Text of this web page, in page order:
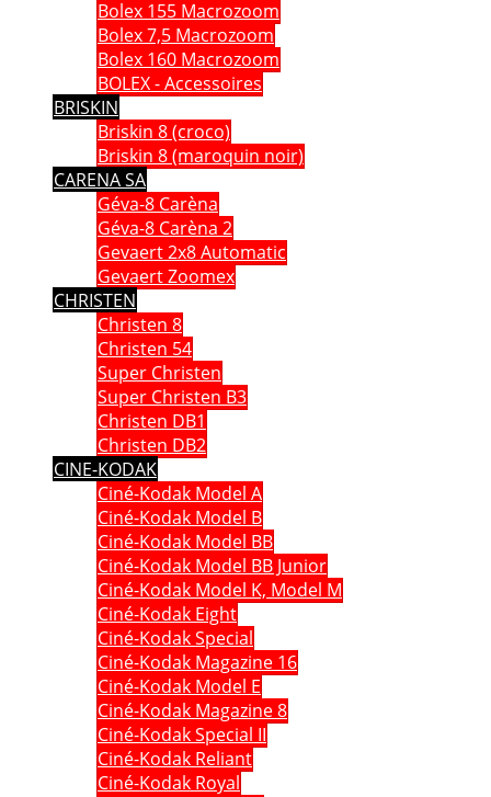
Bolex 155 Macrozoom
Bolex 7,5 Macrozoom
Bolex 160 Macrozoom
BOLEX - Accessoires
BRISKIN
Briskin 8 (croco)
Briskin 8 (maroquin noir)
CARENA SA
Géva-8 Carèna
Géva-8 Carèna 2
Gevaert 2x8 Automatic
Gevaert Zoomex
CHRISTEN
Christen 8
Christen 54
Super Christen
Super Christen B3
Christen DB1
Christen DB2
CINE-KODAK
Ciné-Kodak Model A
Ciné-Kodak Model B
Ciné-Kodak Model BB
Ciné-Kodak Model BB Junior
Ciné-Kodak Model K, Model M
Ciné-Kodak Eight
Ciné-Kodak Special
Ciné-Kodak Magazine 16
Ciné-Kodak Model E
Ciné-Kodak Magazine 8
Ciné-Kodak Special II
Ciné-Kodak Reliant
Ciné-Kodak Royal